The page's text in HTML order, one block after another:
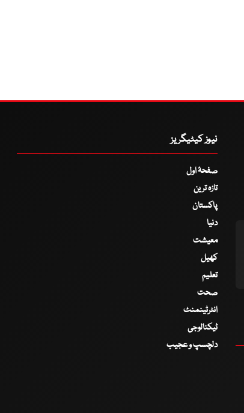
نیوز کیٹیگریز
صفحۂ اول
تازہ ترین
پاکستان
دنیا
معیشت
کھیل
تعلیم
صحت
انٹرٹینمنٹ
ٹیکنالوجی
دلچسپ و عجیب